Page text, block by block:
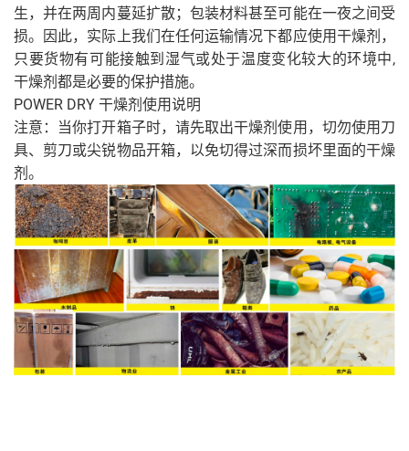
生，并在两周内蔓延扩散；包装材料甚至可能在一夜之间受
损。因此，实际上我们在任何运输情况下都应使用干燥剂，
只要货物有可能接触到湿气或处于温度变化较大的环境中,
干燥剂都是必要的保护措施。
POWER DRY 干燥剂使用说明
注意：当你打开箱子时，请先取出干燥剂使用，切勿使用刀
具、剪刀或尖锐物品开箱，以免切得过深而损坏里面的干燥
剂。